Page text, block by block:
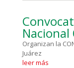
Organizan la
Juárez
leer más